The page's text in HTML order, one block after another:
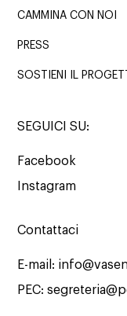
CAMMINA CON NOI
PRESS
SOSTIENI IL
SEGUICI SU:
Facebook
Instagram
Contattaci
E-mail:
PEC: